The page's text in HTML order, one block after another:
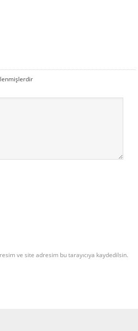
ve site adresim bu tarayıcıya kaydedilsin.